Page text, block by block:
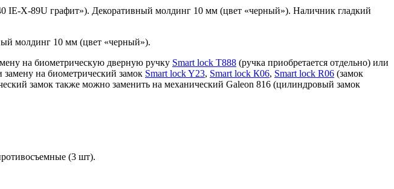
X-89U графит»). Декоративный молдинг 10 мм (цвет «черный»). Наличник гладкий
молдинг 10 мм (цвет «черный»).
на биометрическую дверную ручку Smart lock T888 (ручка приобретается отдельно) или
на биометрический замок Smart lock Y23, Smart lock К06, Smart lock R06 (замок
замок также можно заменить на механический Galeon 816 (цилиндровый замок
(3 шт).